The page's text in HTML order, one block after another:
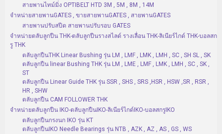
สายพานไทม์มิ่ง OPTIBELT HTD 3M , 5M , 8M , 14M
จำหน่ายสายพานGATES , ขายสายพานGATES , สายพานGATES
สายพานปรับสปีด สายพานปรับรอบ GATES
จำหน่ายตลับลูกปืน THK-ตลับลูกปืนรางสไลด์ รางเลื่อน THK-ลิเนียร์ไกด์ THK-บอลสก
รู THK
ตลับลูกปืนTHK Linear Bushing รุ่น LM , LMF , LMK , LMH , SC , SH SL , SK
ตลับลูกปืน linear Bushing THK รุ่น LM , LME , LMF , LMK , LMH , SC , SK ,
ST
ตลับลูกปืน Linear Guide THK รุ่น SSR , SHS , SRS ,HSR , HSW ,SR , RSR ,
HR , SHW
ตลับลูกปืน CAM FOLLOWER THK
จำหน่ายตลับลูกปืน IKO-ตลับลูกปืนIKO-ลิเนียร์ไกด์IKO-บอลสกรูIKO
ตลับลูกปืนกรงนก IKO รุ่น KT
ตลับลูกปืนIKO Needle Bearings รุ่น NTB , AZK , AZ , AS , GS , WS